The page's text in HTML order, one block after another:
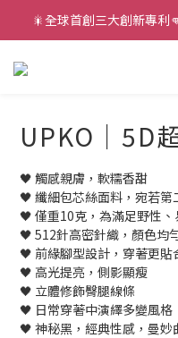
新款智能炮
新款智能炮
全球首款男性氣流式震動
新款智能
UPKO｜5D
🖤 觸感親膚，軟糯香甜
🖤 纖細包芯絲面料，宛若第
🖤 僅重10克，為滿足野性
🖤 512針高密針織，顏色均
🖤 前緣腳型設計，穿著更貼
🖤 高光提亮，側影顯瘦
🖤 立體修飾臀腿線條
🖤 日常穿著中演繹多變風格
🖤 神秘黑，經典性感，曼妙